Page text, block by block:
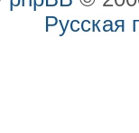
Русская